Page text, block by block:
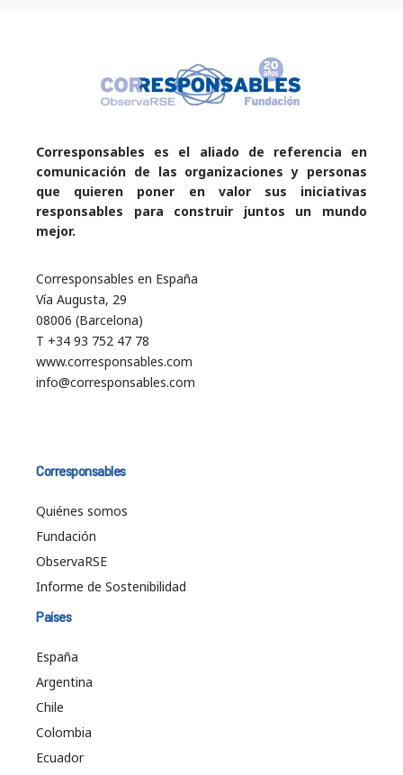
Corresponsables es el aliado de referencia en
comunicación de las organizaciones y personas
que quieren poner en valor sus iniciativas
responsables para construir juntos un mundo
mejor.
Corresponsables en España
Vía Augusta, 29
08006 (Barcelona)
T +34 93 752 47 78
www.corresponsables.com
info@corresponsables.com
Corresponsables
Quiénes somos
Fundación
ObservaRSE
Informe de Sostenibilidad
Países
España
Argentina
Chile
Colombia
Ecuador